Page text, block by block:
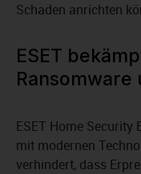
Schaden anrichten
ESET
Ransomware
ESET Home
mit modernen
verhindert, dass